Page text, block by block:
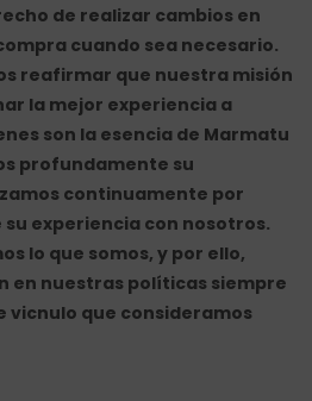
de realizar cambios en
cuando sea necesario.
reafirmar que nuestra misión
la mejor experiencia a
son la esencia de Marmatu
profundamente su
continuamente por
experiencia con nosotros.
lo que somos, y por ello,
en nuestras políticas siempre
vicnulo que consideramos